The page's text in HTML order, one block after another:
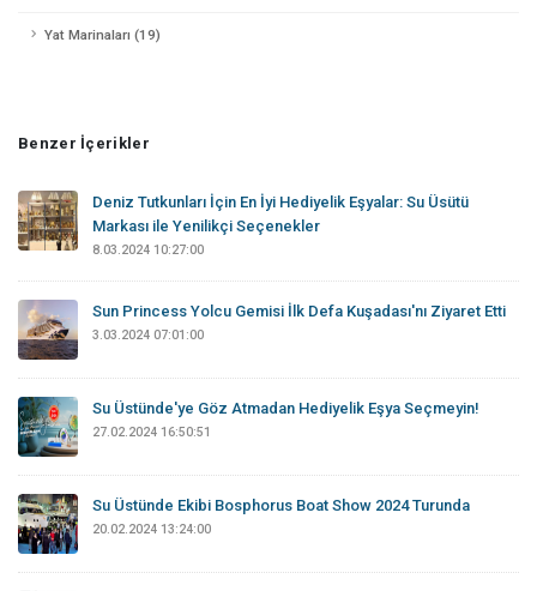
Yat Marinaları (19)
Benzer İçerikler
Deniz Tutkunları İçin En İyi Hediyelik Eşyalar: Su Üsütü
Markası ile Yenilikçi Seçenekler
8.03.2024 10:27:00
Sun Princess Yolcu Gemisi İlk Defa Kuşadası'nı Ziyaret Etti
3.03.2024 07:01:00
Su Üstünde'ye Göz Atmadan Hediyelik Eşya Seçmeyin!
27.02.2024 16:50:51
Su Üstünde Ekibi Bosphorus Boat Show 2024 Turunda
20.02.2024 13:24:00